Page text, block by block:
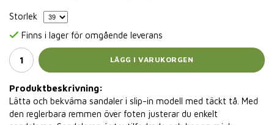
Storlek
Finns i lager för omgående leverans
LÄGG I VARUKORGEN
Produktbeskrivning:
Lätta och bekväma sandaler i slip-in modell med täckt tå. Med
den reglerbara remmen över foten justerar du enkelt